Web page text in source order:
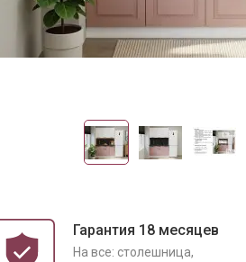
Гарантия 18 месяцев
На все: столешница,